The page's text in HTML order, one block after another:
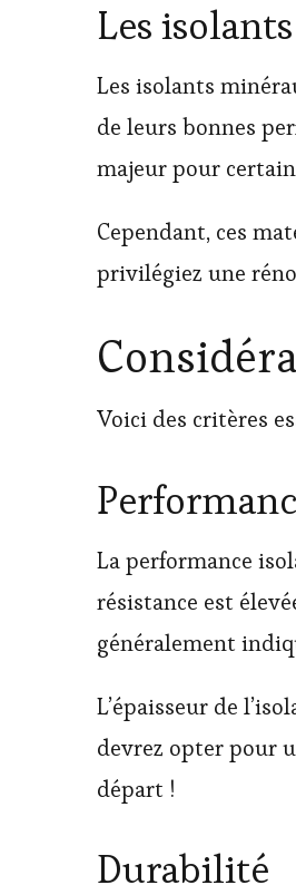
Les
Les isolants
de leurs bonnes
majeur pour
Cependant, ces
privilégiez une
Voici des critères
La performance
résistance est
généralement
L’épaisseur de
devrez opter pour
départ !
Durabilité